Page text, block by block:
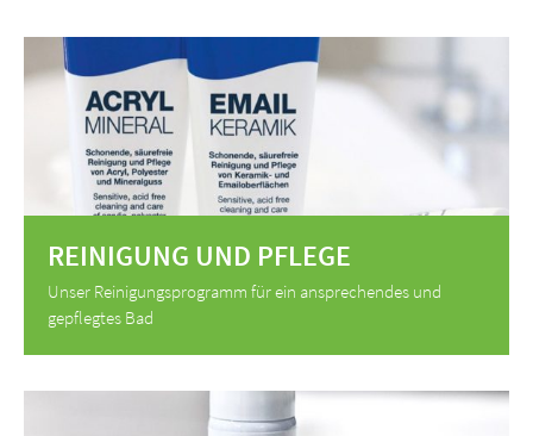
REINIGUNG UND PFLEGE
Unser Reinigungsprogramm für ein ansprechendes und
gepflegtes Bad